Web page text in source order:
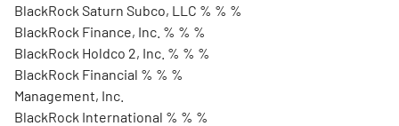
BlackRock Saturn Subco, LLC % % %
BlackRock Finance, Inc. % % %
BlackRock Holdco 2, Inc. % % %
BlackRock Financial % % %
Management, Inc.
BlackRock International % % %